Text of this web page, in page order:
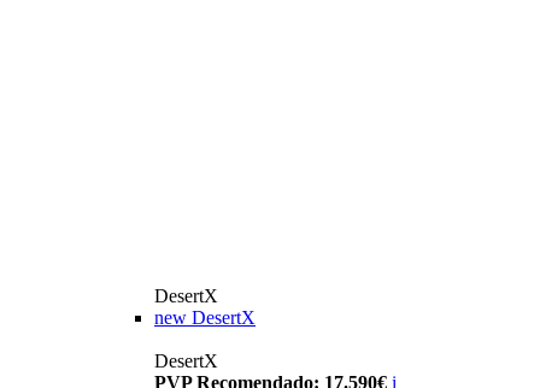
DesertX
new DesertX
DesertX
PVP Recomendado: 17.590€ i